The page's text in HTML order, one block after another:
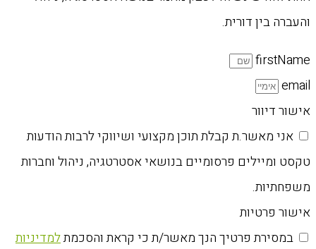
והעברה בין דורית.
firstName
email
אישור דיוור
אני מאשר.ת קבלת תוכן מקצועי ושיווקי לרבות הודעות
טקסט ומיילים פרסומיים בנושאי אסטרטגיה, ניהול וחברות
משפחתיות.
אישור פרטיות
במסירת פרטיך הנך מאשר/ת כי קראת והסכמתלמדיניות